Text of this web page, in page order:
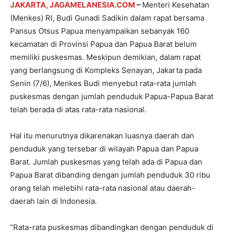
JAKARTA, JAGAMELANESIA.COM – Menteri Kesehatan
(Menkes) RI, Budi Gunadi Sadikin dalam rapat bersama
Pansus Otsus Papua menyampaikan sebanyak 160
kecamatan di Provinsi Papua dan Papua Barat belum
memiliki puskesmas. Meskipun demikian, dalam rapat
yang berlangsung di Kompleks Senayan, Jakarta pada
Senin (7/6), Menkes Budi menyebut rata-rata jumlah
puskesmas dengan jumlah penduduk Papua-Papua Barat
telah berada di atas rata-rata nasional.
Hal itu menurutnya dikarenakan luasnya daerah dan
penduduk yang tersebar di wilayah Papua dan Papua
Barat. Jumlah puskesmas yang telah ada di Papua dan
Papua Barat dibanding dengan jumlah penduduk 30 ribu
orang telah melebihi rata-rata nasional atau daerah-
daerah lain di Indonesia.
“Rata-rata puskesmas dibandingkan dengan penduduk di